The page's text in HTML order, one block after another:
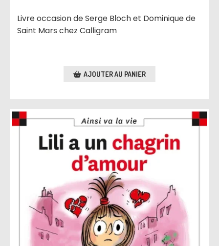
Livre occasion de Serge Bloch et Dominique de
Saint Mars chez Calligram
AJOUTER AU PANIER